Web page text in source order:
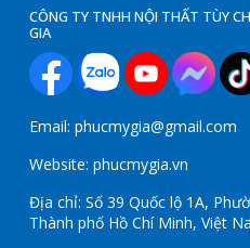
CÔNG TY TNHH NỘI THẤT TÙY
GIA
Email: phucmygia@gmail.com
Website: phucmygia.vn
Địa chỉ: Số 39 Quốc lộ 1A,
Thành phố Hồ Chí Minh, Việt